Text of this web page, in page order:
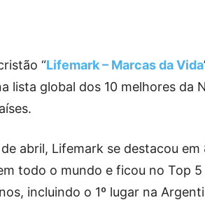
“Lifemark – Marcas da Vida
lista global dos 10 melhores da
abril, Lifemark se destacou
todo o mundo e ficou no Top
incluindo o 1º lugar na